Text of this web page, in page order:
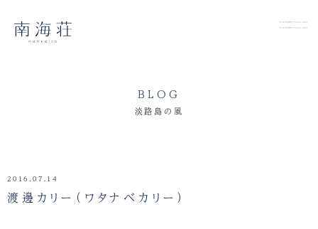
BLOG
淡路島の風
2016.07.14
渡邊カリー（ワタナベカリー）